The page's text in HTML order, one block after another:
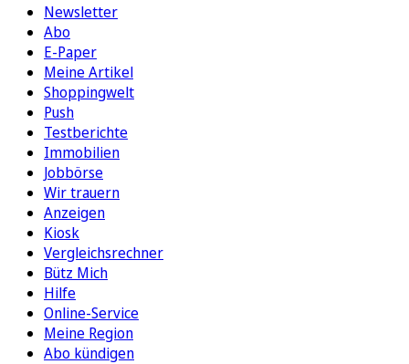
Newsletter
Abo
E-Paper
Meine Artikel
Shoppingwelt
Push
Testberichte
Immobilien
Jobbörse
Wir trauern
Anzeigen
Kiosk
Vergleichsrechner
Bütz Mich
Hilfe
Online-Service
Meine Region
Abo kündigen